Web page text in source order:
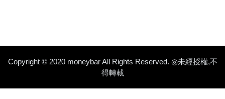
Copyright © 2020 moneybar All Rights Reserved. ◎未經授權,不
得轉載